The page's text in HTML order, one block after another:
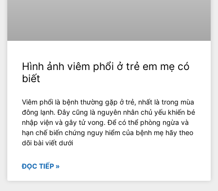
Hình ảnh viêm phổi ở trẻ em mẹ có
biết
Viêm phổi là bệnh thường gặp ở trẻ, nhất là trong mùa
đông lạnh. Đây cũng là nguyên nhân chủ yếu khiến bé
nhập viện và gây tử vong. Để có thể phòng ngừa và
hạn chế biến chứng nguy hiểm của bệnh mẹ hãy theo
dõi bài viết dưới
ĐỌC TIẾP »